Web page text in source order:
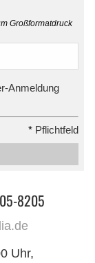
Großformatdruck
Anmeldung
* Pflichtfeld
8205
Uhr,